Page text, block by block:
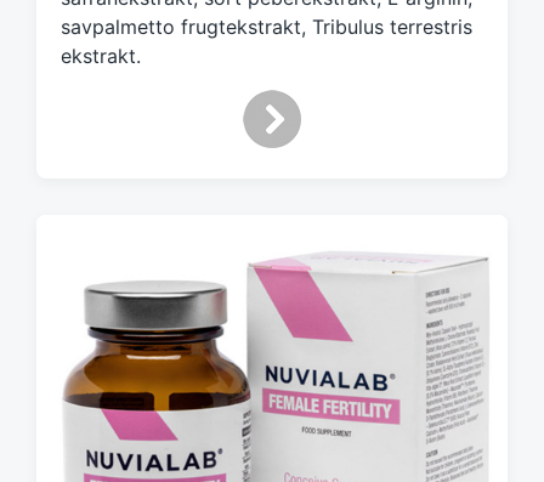
savpalmetto frugtekstrakt, Tribulus terrestris
ekstrakt.